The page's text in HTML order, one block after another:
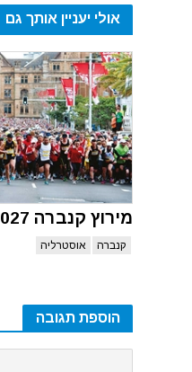
אולי יעניין אותך גם
מירוץ קנברה 2027
קנברה אוסטרליה
הוספת תגובה